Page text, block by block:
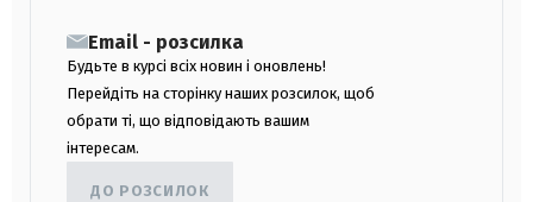
Email - розсилка
Будьте в курсі всіх новин і оновлень!
Перейдіть на сторінку наших розсилок, щоб
обрати ті, що відповідають вашим
інтересам.
ДО РОЗСИЛОК